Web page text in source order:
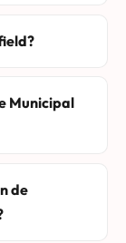
Municipal
de